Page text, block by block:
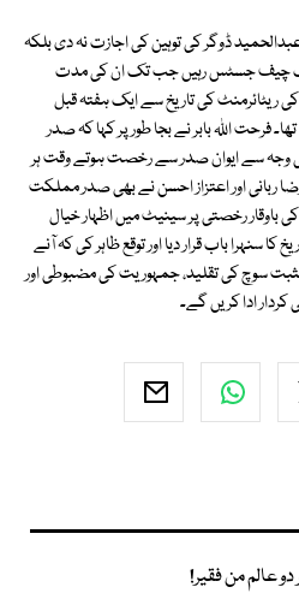
ڈوگر کی توہین کی اجازت نہ دی بلکہ
تک چیف جسٹس رہیں جب تک ان کی مدت
ریٹائرمنٹ کی تاریخ سے ایک ہفتہ قبل
فرحت اللہ بابر نے بجا طور پر کہا کہ صدر
سے ایوان صدر سے رخصت ہوتے وقت ہر
ربانی اور اعتزاز احسن نے بھی صدر مملکت
رخصتی پر سینیٹ میں اظہار خیال
سنہرا باب قرار دیا اور توقع ظاہر کی کہ آنے
سوچ کی تقلید، جمہوریت کی مضبوطی اور
ادا کریں گے۔
دو عالم من فقیر!